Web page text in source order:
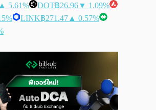
▲ 5.61% DOT฿26.96▼ 1.09%
LINK฿271.47 ▲ 0.57%